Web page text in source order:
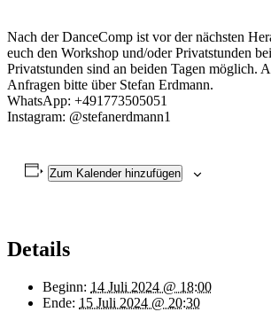
Nach der DanceComp ist vor der nächsten
euch den Workshop und/oder Privatstunden
Privatstunden sind an beiden Tagen möglich.
Anfragen bitte über Stefan Erdmann.
WhatsApp: +491773505051
Instagram: @stefanerdmann1
Zum Kalender hinzufügen
Details
Beginn: 14 Juli 2024 @ 18:00
Ende: 15 Juli 2024 @ 20:30